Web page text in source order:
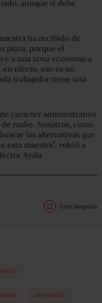
aunque sí debe
ha recibido de
plaza, porque el
a una zona económica
efecto, eso es un
trabajador tiene una
carácter administrativo
nadie. Nosotros, como
las alternativas que
esta maestra”, volvió a
Ayala.
Leer después
MICHOACÁN